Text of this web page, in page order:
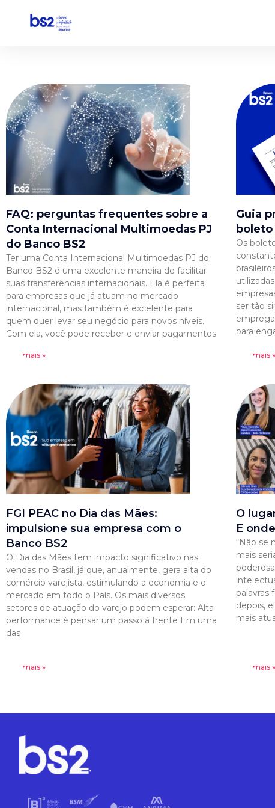
conteúdo
FAQ: perguntas frequentes sobre a
Conta Internacional Multimoedas PJ
do Banco BS2
Ter uma Conta Internacional Multimoedas PJ do
Banco BS2 é uma excelente maneira de facilitar
suas transferências internacionais. Ela é perfeita
para empresas que já atuam no mercado
internacional, mas também é excelente para
quem quer levar seu negócio para novos níveis.
Com ela, você pode receber e enviar pagamentos
Leia mais »
Guia
boleto
Os
ser tão
para
Leia mais »
FGI PEAC no Dia das Mães:
impulsione sua empresa com o
Banco BS2
O Dia das Mães tem impacto significativo nas
vendas no Brasil, já que, anualmente, gera alta do
comércio varejista, estimulando a economia e o
mercado em todo o País. Os mais diversos
setores de atuação do varejo podem esperar: Alta
performance é pensar um passo à frente Em uma
das
Leia mais »
O
E
“Não se
mais
palavras
depois,
mais
Leia mais »